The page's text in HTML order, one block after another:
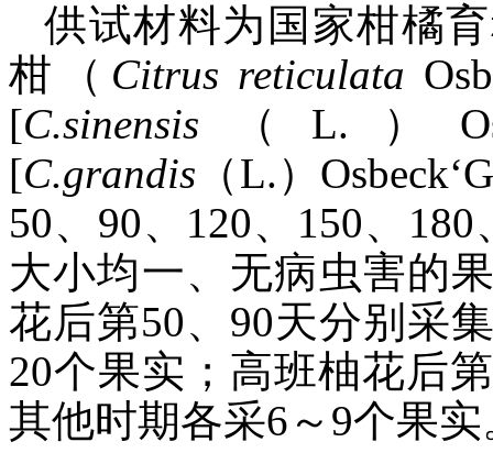
供试材料为国家柑橘
柑（ Citrus reticulata
[C.sinensis （L.）
[C.grandis （L.）
50、90、120、150、
大小均一、无病虫害的
花后第50、90天分别采
20个果实；高班柚花后
其他时期各采6～9个果实